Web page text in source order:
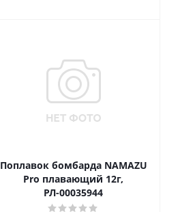
Поплавок бомбарда NAMAZU
Pro плавающий 12г,
РЛ-00035944